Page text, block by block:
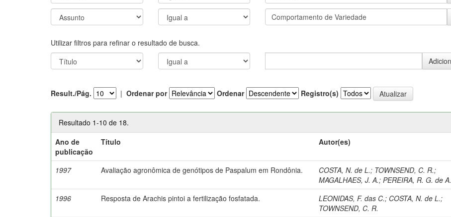
Utilizar filtros para refinar o resultado de busca.
Result./Pág. | Ordenar por Ordenar Registro(s)
Resultado 1-10 de 18.
Ano de
publicação
Título Autor(es)
1997 Avaliação agronômica de genótipos de Paspalum em Rondônia. COSTA, N. de L.; TOWNSEND, C. R.;
MAGALHAES, J. A.;PEREIRA, R. G. de A.
1996
Resposta de Arachis pintoi a fertilização fosfatada. LEONIDAS, F. das C.; COSTA, N. de L.;
TOWNSEND, C. R.